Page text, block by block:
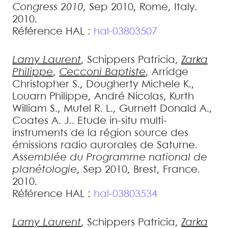
Congress 2010, Sep 2010, Rome, Italy.
2010.
Référence HAL : hal-03803507
Lamy Laurent, Schippers Patricia, Zarka
Philippe, Cecconi Baptiste, Arridge
Christopher S., Dougherty Michele K.,
Louarn Philippe, André Nicolas, Kurth
William S., Mutel R. L., Gurnett Donald A.,
Coates A. J.. Etude in-situ multi-
instruments de la région source des
émissions radio aurorales de Saturne.
Assemblée du Programme national de
planétologie, Sep 2010, Brest, France.
2010.
Référence HAL : hal-03803534
Lamy Laurent, Schippers Patricia, Zarka